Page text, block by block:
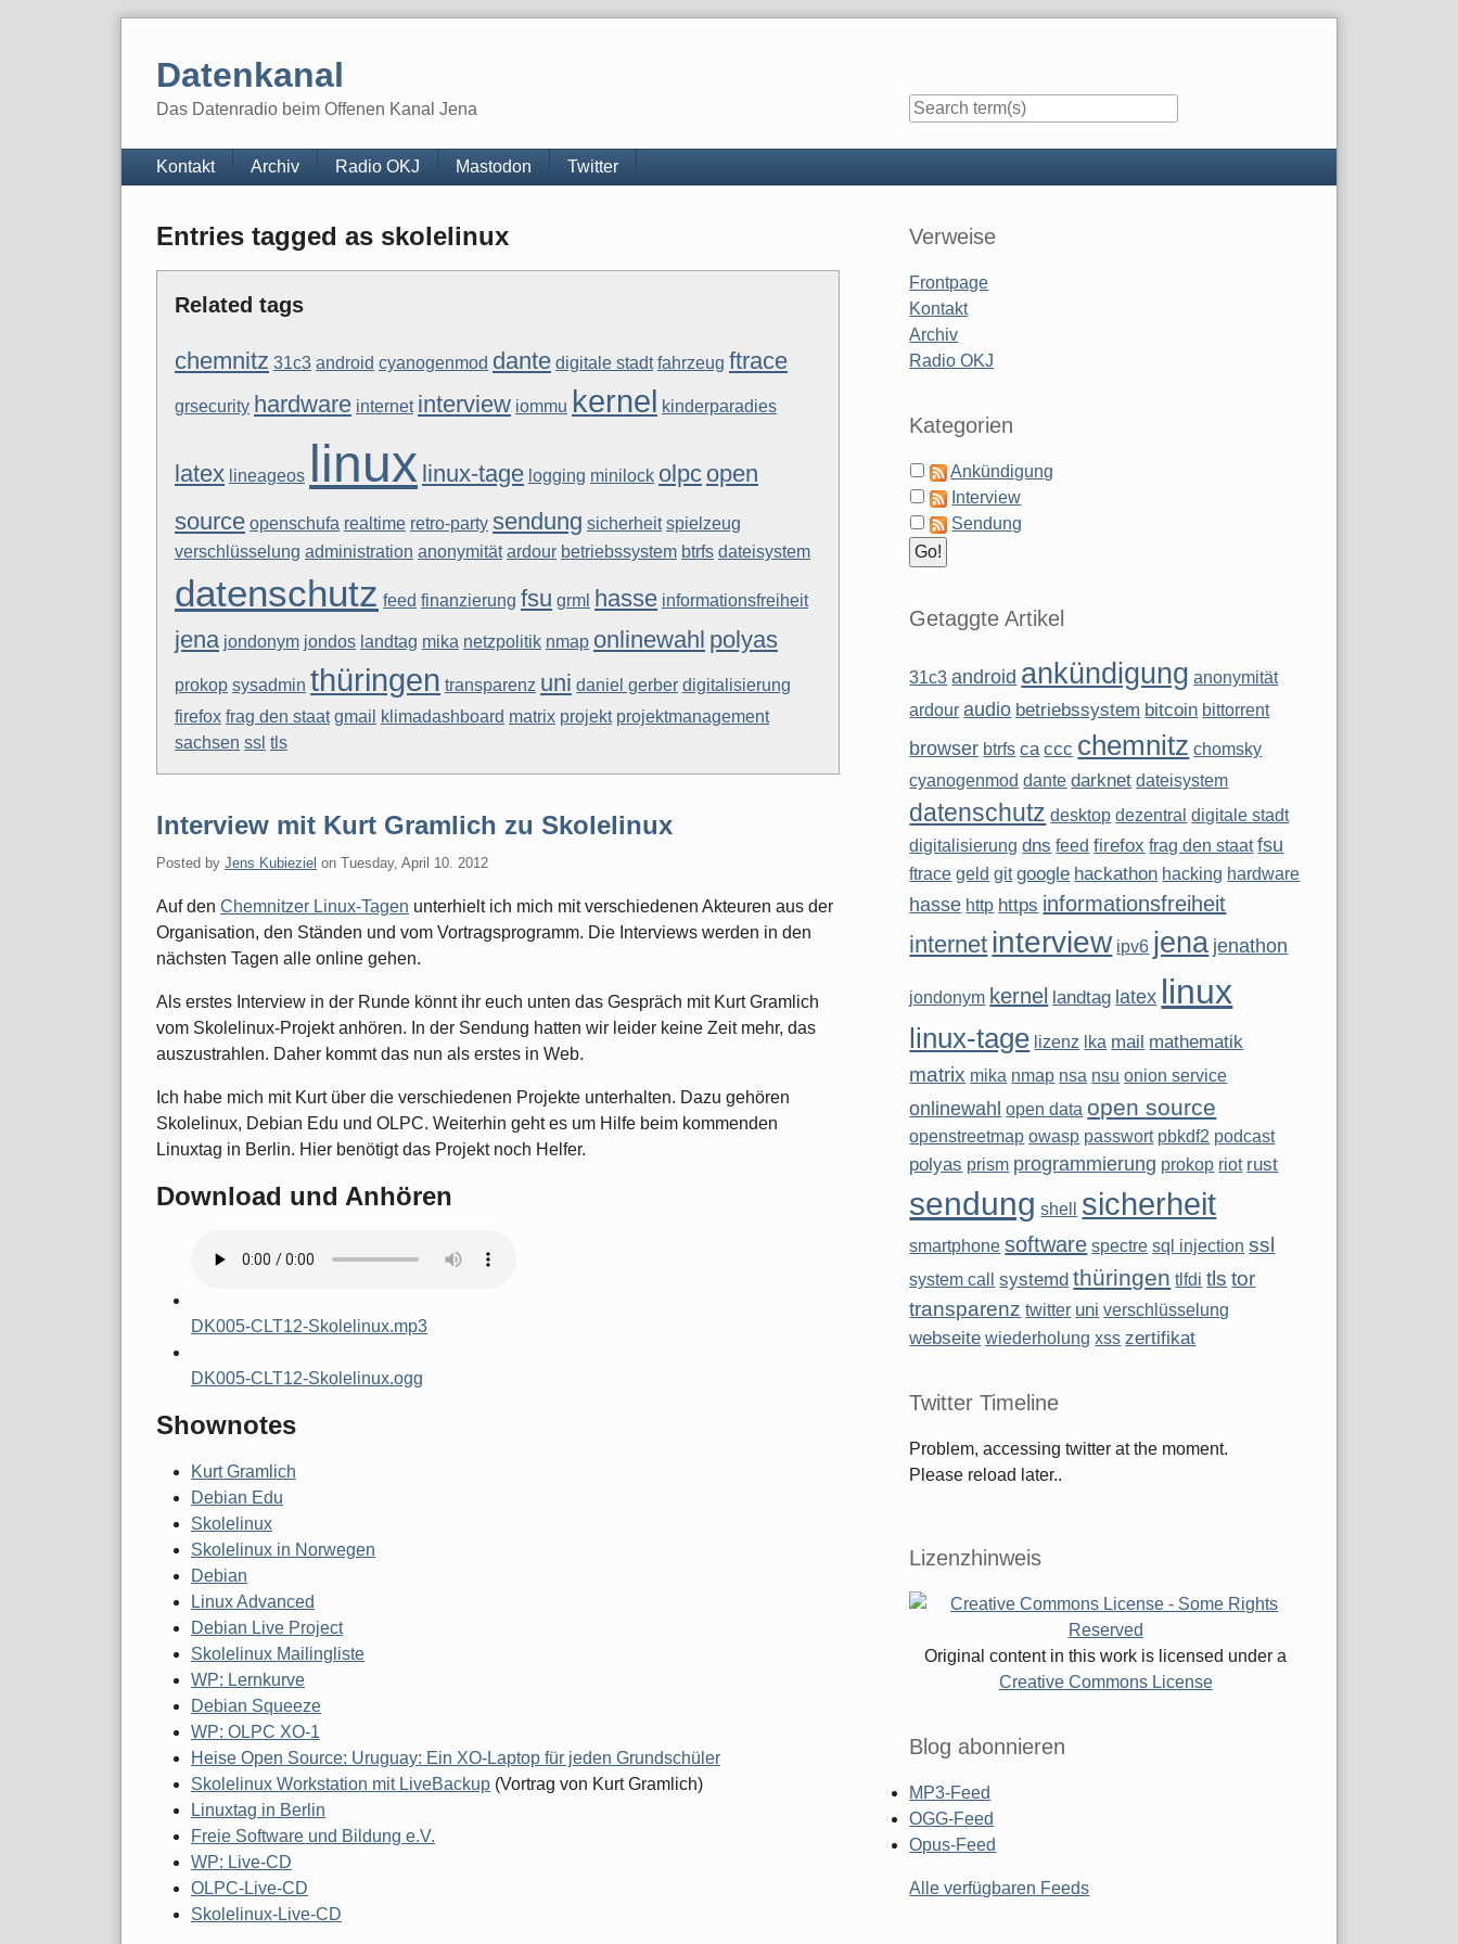
Datenkanal
Das Datenradio beim Offenen Kanal Jena
Navigation
Kontakt Archiv Radio OKJ Mastodon Twitter
Entries tagged as skolelinux
Related tags
chemnitz 31c3 android cyanogenmod dante digitale stadt fahrzeug ftrace
grsecurity hardware internet interview iommu kernel kinderparadies
latex lineageos linux linux-tage logging minilock olpc open
source openschufa realtime retro-party sendung sicherheit spielzeug
verschlüsselung administration anonymität ardour betriebssystem btrfs dateisystem
datenschutz feed finanzierung fsu grml hasse informationsfreiheit
jena jondonym jondos landtag mika netzpolitik nmap onlinewahl polyas
prokop sysadmin thüringen transparenz uni daniel gerber digitalisierung
firefox frag den staat gmail klimadashboard matrix projekt projektmanagement
sachsen ssl tls
Interview mit Kurt Gramlich zu Skolelinux
Posted by Jens Kubieziel on Tuesday, April 10. 2012
Auf den Chemnitzer Linux-Tagen unterhielt ich mich mit verschiedenen Akteuren aus der
Organisation, den Ständen und vom Vortragsprogramm. Die Interviews werden in den
nächsten Tagen alle online gehen.
Als erstes Interview in der Runde könnt ihr euch unten das Gespräch mit Kurt Gramlich
vom Skolelinux-Projekt anhören. In der Sendung hatten wir leider keine Zeit mehr, das
auszustrahlen. Daher kommt das nun als erstes in Web.
Ich habe mich mit Kurt über die verschiedenen Projekte unterhalten. Dazu gehören
Skolelinux, Debian Edu und OLPC. Weiterhin geht es um Hilfe beim kommenden
Linuxtag in Berlin. Hier benötigt das Projekt noch Helfer.
Download und Anhören
DK005-CLT12-Skolelinux.mp3
DK005-CLT12-Skolelinux.ogg
Shownotes
Kurt Gramlich
Debian Edu
Skolelinux
Skolelinux in Norwegen
Debian
Linux Advanced
Debian Live Project
Skolelinux Mailingliste
WP: Lernkurve
Debian Squeeze
WP: OLPC XO-1
Heise Open Source: Uruguay: Ein XO-Laptop für jeden Grundschüler
Skolelinux Workstation mit LiveBackup (Vortrag von Kurt Gramlich)
Linuxtag in Berlin
Freie Software und Bildung e.V.
WP: Live-CD
OLPC-Live-CD
Skolelinux-Live-CD
Sidebar
Verweise
Frontpage
Kontakt
Archiv
Radio OKJ
Kategorien
Ankündigung
Interview
Sendung
Getaggte Artikel
31c3 android ankündigung anonymität
ardour audio betriebssystem bitcoin bittorrent
browser btrfs ca ccc chemnitz chomsky
cyanogenmod dante darknet dateisystem
datenschutz desktop dezentral digitale stadt
digitalisierung dns feed firefox frag den staat fsu
ftrace geld git google hackathon hacking hardware
hasse http https informationsfreiheit
internet interview ipv6 jena jenathon
jondonym kernel landtag latex linux
linux-tage lizenz lka mail mathematik
matrix mika nmap nsa nsu onion service
onlinewahl open data open source
openstreetmap owasp passwort pbkdf2 podcast
polyas prism programmierung prokop riot rust
sendung shell sicherheit
smartphone software spectre sql injection ssl
system call systemd thüringen tlfdi tls tor
transparenz twitter uni verschlüsselung
webseite wiederholung xss zertifikat
Twitter Timeline
Problem, accessing twitter at the moment.
Please reload later..
Lizenzhinweis
Original content in this work is licensed under a
Creative Commons License
Blog abonnieren
MP3-Feed
OGG-Feed
Opus-Feed
Alle verfügbaren Feeds